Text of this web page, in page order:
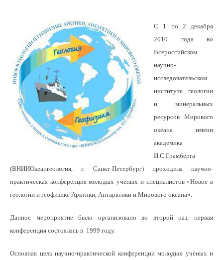
С 1 по 2 декабря
2010 года во
Всероссийском
научно-
исследовательском
институте геологии
и минеральных
ресурсов Мирового
океана имени
академика
И.С.Грамберга
(ВНИИОкеангеология, г. Санкт-Петербург) проходила научно-
практическая конференция молодых учёных и специалистов «Новое в
геологии и геофизике Арктики, Антарктики и Мирового океана».
Данное мероприятие было организовано во второй раз, первая
конференция состоялась в 1999 году.
Основная цель научно-практической конференции молодых учёных и